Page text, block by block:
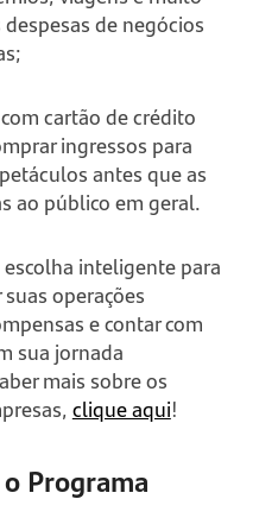
de negócios
cartão de crédito
ingressos para
antes que as
ao público em geral.
inteligente para
operações
e contar com
sua jornada
mais sobre os
clique aqui!
Programa